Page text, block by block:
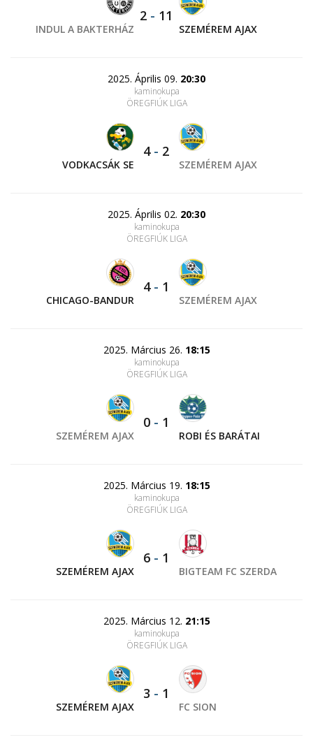
INDUL A BAKTERHÁZ
2 - 11
SZEMÉREM AJAX
2025. Április 09. 20:30
kaminokupa
ÖREGFIÚK LIGA
VODKACSÁK SE
4- 2
SZEMÉREM AJAX
2025. Április 02. 20:30
kaminokupa
ÖREGFIÚK LIGA
CHICAGO-BANDUR
4- 1
SZEMÉREM AJAX
2025. Március 26. 18:15
kaminokupa
ÖREGFIÚK LIGA
SZEMÉREM AJAX
0 - 1
ROBI ÉS BARÁTAI
2025. Március 19. 18:15
kaminokupa
ÖREGFIÚK LIGA
SZEMÉREM AJAX
6 - 1
BIGTEAM FC SZERDA
2025. Március 12. 21:15
kaminokupa
ÖREGFIÚK LIGA
SZEMÉREM AJAX
3 - 1
FC SION